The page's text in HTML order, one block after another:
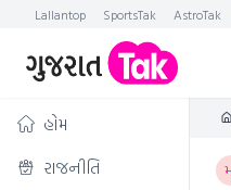
Lallantop SportsTak AstroTak
હોમ
રાજનીતિ